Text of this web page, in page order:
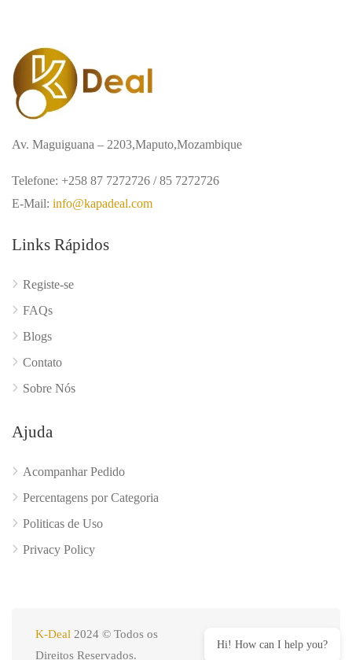
Av. Maguiguana – 2203,Maputo,Mozambique
Telefone: +258 87 7272726 / 85 7272726
E-Mail: info@kapadeal.com
Links Rápidos
Registe-se
FAQs
Blogs
Contato
Sobre Nós
Ajuda
Acompanhar Pedido
Percentagens por Categoria
Politicas de Uso
Privacy Policy
K-Deal 2024 © Todos os
Direitos Reservados.
Hi! How can I help you?